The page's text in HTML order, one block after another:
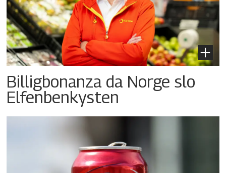
Billigbonanza da Norge slo
Elfenbenkysten